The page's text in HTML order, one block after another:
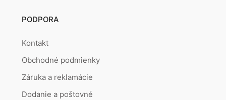
PODPORA
Kontakt
Obchodné podmienky
Záruka a reklamácie
Dodanie a poštovné